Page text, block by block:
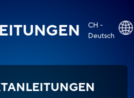
CH -
Deutsch